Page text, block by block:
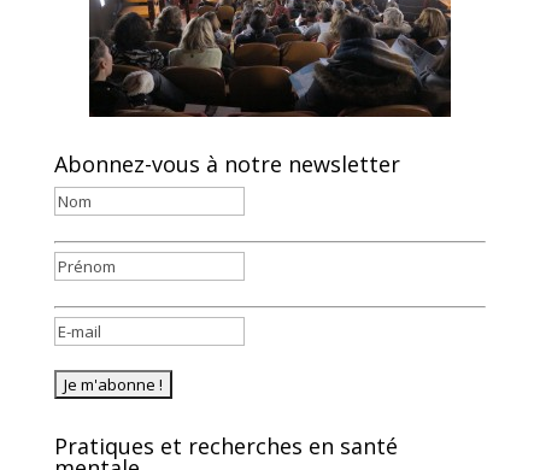
Abonnez-vous à notre newsletter
Pratiques et recherches en santé